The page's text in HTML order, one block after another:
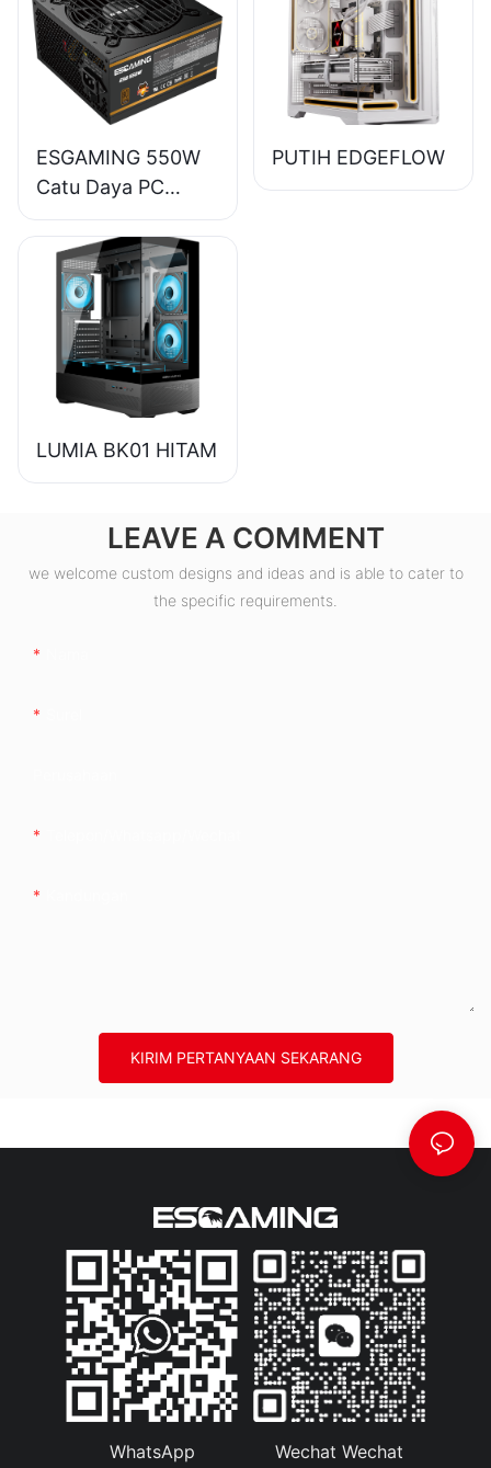
85% 80+ Bronze
ESB650W
ESGAMING 550W
Catu Daya PC
Desktop
Berkualitas Tinggi
Efisiensi 85% 80+
Bronze ESB550W
PUTIH EDGEFLOW
LUMIA BK01 HITAM
LEAVE A COMMENT
we welcome custom designs and ideas and is able to cater to
the specific requirements.
KIRIM PERTANYAAN SEKARANG
WhatsApp Wechat Wechat